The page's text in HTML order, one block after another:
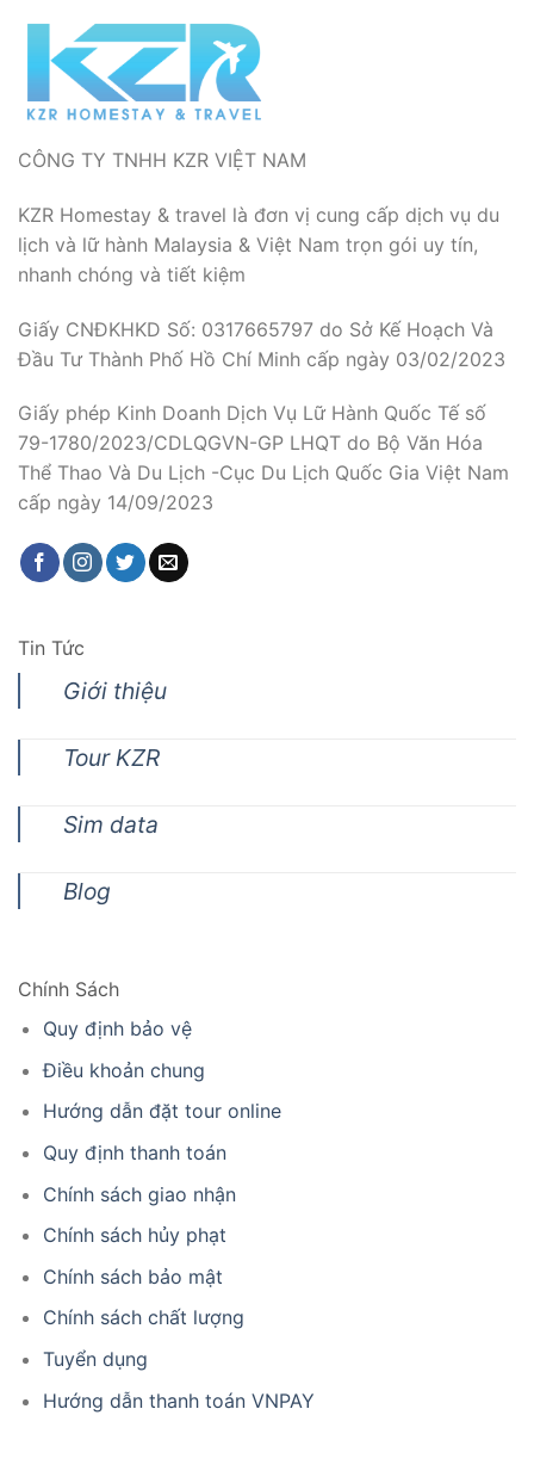
CÔNG TY TNHH KZR VIỆT NAM
KZR Homestay & travel là đơn vị cung cấp dịch vụ du
lịch và lữ hành Malaysia & Việt Nam trọn gói uy tín,
nhanh chóng và tiết kiệm
Giấy CNĐKHKD Số: 0317665797 do Sở Kế Hoạch Và
Đầu Tư Thành Phố Hồ Chí Minh cấp ngày 03/02/2023
Giấy phép Kinh Doanh Dịch Vụ Lữ Hành Quốc Tế số
79-1780/2023/CDLQGVN-GP LHQT do Bộ Văn Hóa
Thể Thao Và Du Lịch -Cục Du Lịch Quốc Gia Việt Nam
cấp ngày 14/09/2023
Tin Tức
Giới thiệu
Tour KZR
Sim data
Blog
Chính Sách
Quy định bảo vệ
Điều khoản chung
Hướng dẫn đặt tour online
Quy định thanh toán
Chính sách giao nhận
Chính sách hủy phạt
Chính sách bảo mật
Chính sách chất lượng
Tuyển dụng
Hướng dẫn thanh toán VNPAY